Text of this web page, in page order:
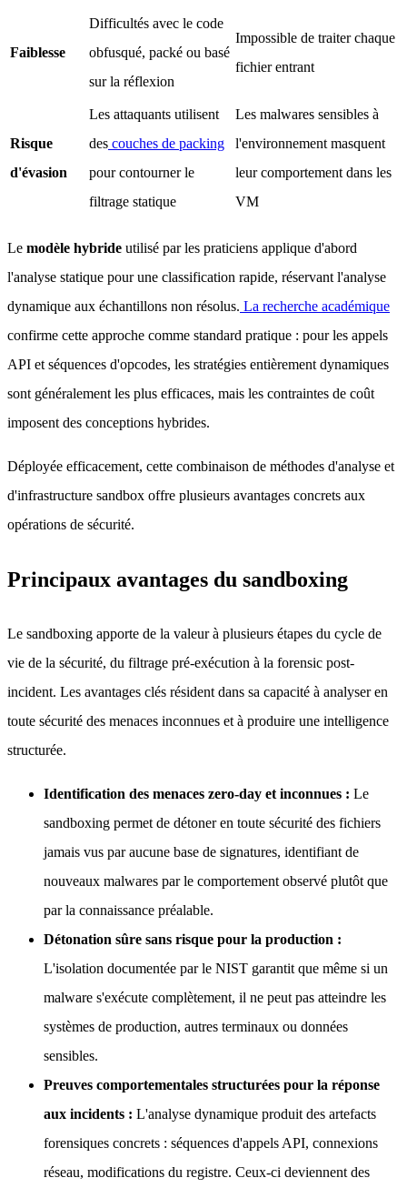
Faiblesse
Difficultés avec le code
obfusqué, packé ou basé
sur la réflexion
Impossible de traiter chaque
fichier entrant
Risque
d'évasion
Les attaquants utilisent
des couches de packing
pour contourner le
filtrage statique
Les malwares sensibles à
l'environnement masquent
leur comportement dans les
VM
Le modèle hybride utilisé par les praticiens applique d'abord
l'analyse statique pour une classification rapide, réservant l'analyse
dynamique aux échantillons non résolus. La recherche académique
confirme cette approche comme standard pratique : pour les appels
API et séquences d'opcodes, les stratégies entièrement dynamiques
sont généralement les plus efficaces, mais les contraintes de coût
imposent des conceptions hybrides.
Déployée efficacement, cette combinaison de méthodes d'analyse et
d'infrastructure sandbox offre plusieurs avantages concrets aux
opérations de sécurité.
Principaux avantages du sandboxing
Le sandboxing apporte de la valeur à plusieurs étapes du cycle de
vie de la sécurité, du filtrage pré-exécution à la forensic post-
incident. Les avantages clés résident dans sa capacité à analyser en
toute sécurité des menaces inconnues et à produire une intelligence
structurée.
Identification des menaces zero-day et inconnues : Le
sandboxing permet de détoner en toute sécurité des fichiers
jamais vus par aucune base de signatures, identifiant de
nouveaux malwares par le comportement observé plutôt que
par la connaissance préalable.
Détonation sûre sans risque pour la production :
L'isolation documentée par le NIST garantit que même si un
malware s'exécute complètement, il ne peut pas atteindre les
systèmes de production, autres terminaux ou données
sensibles.
Preuves comportementales structurées pour la réponse
aux incidents : L'analyse dynamique produit des artefacts
forensiques concrets : séquences d'appels API, connexions
réseau, modifications du registre. Ceux-ci deviennent des